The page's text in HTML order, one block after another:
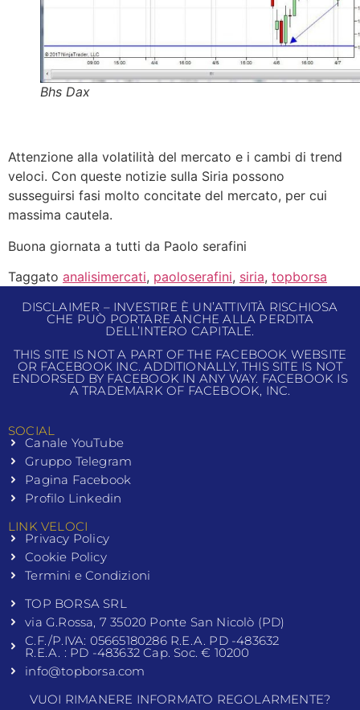
Bhs Dax
Attenzione alla volatilità del mercato e i cambi di trend
veloci. Con queste notizie sulla Siria possono
susseguirsi fasi molto concitate del mercato, per cui
massima cautela.
Buona giornata a tutti da Paolo serafini
Taggato analisimercati, paoloserafini, siria, topborsa
DISCLAIMER – INVESTIRE È UN’ATTIVITÀ RISCHIOSA
CHE PUÒ PORTARE ANCHE ALLA PERDITA
DELL’INTERO CAPITALE.
THIS SITE IS NOT A PART OF THE FACEBOOK WEBSITE
OR FACEBOOK INC. ADDITIONALLY, THIS SITE IS NOT
ENDORSED BY FACEBOOK IN ANY WAY. FACEBOOK IS
A TRADEMARK OF FACEBOOK, INC.
SOCIAL
Canale YouTube
Gruppo Telegram
Pagina Facebook
Profilo Linkedin
LINK VELOCI
Privacy Policy
Cookie Policy
Termini e Condizioni
TOP BORSA SRL
via G.Rossa, 7 35020 Ponte San Nicolò (PD)
C.F./P.IVA: 05665180286 R.E.A. PD -483632
R.E.A. : PD -483632 Cap. Soc. € 10200
info@topborsa.com
VUOI RIMANERE INFORMATO REGOLARMENTE?